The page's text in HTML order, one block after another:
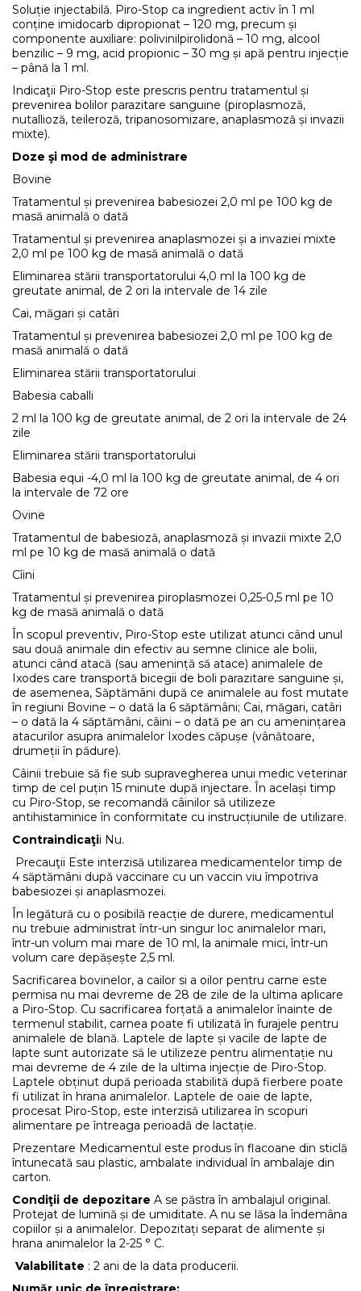
Soluție injectabilă. Piro-Stop ca ingredient activ în 1 ml
conține imidocarb dipropionat – 120 mg, precum și
componente auxiliare: polivinilpirolidonă – 10 mg, alcool
benzilic – 9 mg, acid propionic – 30 mg și apă pentru injecție
– până la 1 ml.
Indicaţii Piro-Stop este prescris pentru tratamentul și
prevenirea bolilor parazitare sanguine (piroplasmoză,
nutallioză, teileroză, tripanosomizare, anaplasmoză și invazii
mixte).
Doze şi mod de administrare
Bovine
Tratamentul și prevenirea babesiozei 2,0 ml pe 100 kg de
masă animală o dată
Tratamentul și prevenirea anaplasmozei și a invaziei mixte
2,0 ml pe 100 kg de masă animală o dată
Eliminarea stării transportatorului 4,0 ml la 100 kg de
greutate animal, de 2 ori la intervale de 14 zile
Cai, măgari și catâri
Tratamentul și prevenirea babesiozei 2,0 ml pe 100 kg de
masă animală o dată
Eliminarea stării transportatorului
Babesia caballi
2 ml la 100 kg de greutate animal, de 2 ori la intervale de 24
zile
Eliminarea stării transportatorului
Babesia equi -4,0 ml la 100 kg de greutate animal, de 4 ori
la intervale de 72 ore
Ovine
Tratamentul de babesioză, anaplasmoză și invazii mixte 2,0
ml pe 10 kg de masă animală o dată
Cîini
Tratamentul și prevenirea piroplasmozei 0,25-0,5 ml pe 10
kg de masă animală o dată
În scopul preventiv, Piro-Stop este utilizat atunci când unul
sau două animale din efectiv au semne clinice ale bolii,
atunci când atacă (sau amenință să atace) animalele de
Ixodes care transportă bicegii de boli parazitare sanguine și,
de asemenea, Săptămâni după ce animalele au fost mutate
în regiuni Bovine – o dată la 6 săptămâni; Cai, măgari, catâri
– o dată la 4 săptămâni, câini – o dată pe an cu amenințarea
atacurilor asupra animalelor Ixodes căpușe (vânătoare,
drumeții în pădure).
Câinii trebuie să fie sub supravegherea unui medic veterinar
timp de cel puțin 15 minute după injectare. În același timp
cu Piro-Stop, se recomandă câinilor să utilizeze
antihistaminice în conformitate cu instrucțiunile de utilizare.
Contraindicaţii Nu.
Precauţii Este interzisă utilizarea medicamentelor timp de
4 săptămâni după vaccinare cu un vaccin viu împotriva
babesiozei și anaplasmozei.
În legătură cu o posibilă reacție de durere, medicamentul
nu trebuie administrat într-un singur loc animalelor mari,
într-un volum mai mare de 10 ml, la animale mici, într-un
volum care depășește 2,5 ml.
Sacrificarea bovinelor, a cailor si a oilor pentru carne este
permisa nu mai devreme de 28 de zile de la ultima aplicare
a Piro-Stop. Cu sacrificarea forțată a animalelor înainte de
termenul stabilit, carnea poate fi utilizată în furajele pentru
animalele de blană. Laptele de lapte și vacile de lapte de
lapte sunt autorizate să le utilizeze pentru alimentație nu
mai devreme de 4 zile de la ultima injecție de Piro-Stop.
Laptele obținut după perioada stabilită după fierbere poate
fi utilizat în hrana animalelor. Laptele de oaie de lapte,
procesat Piro-Stop, este interzisă utilizarea în scopuri
alimentare pe întreaga perioadă de lactație.
Prezentare Medicamentul este produs în flacoane din sticlă
întunecată sau plastic, ambalate individual în ambalaje din
carton.
Condiţii de depozitare A se păstra în ambalajul original.
Protejat de lumină și de umiditate. A nu se lăsa la îndemâna
copiilor și a animalelor. Depozitați separat de alimente și
hrana animalelor la 2-25 ° C.
Valabilitate : 2 ani de la data producerii.